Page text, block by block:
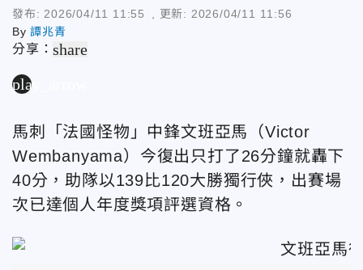
發布: 2026/04/11 11:55 , 更新: 2026/04/11 11:56
By譚兆青
分享：share
play_arrow
馬刺「法國怪物」中鋒文班亞馬（Victor
Wembanyama）今復出只打了26分鐘就轟下
40分，助隊以139比120大勝獨行俠，出賽場
次已達個人年度獎項評選資格。